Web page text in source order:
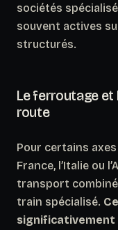
sociétés
souvent actives
structurés.
Le ferroutage
route
Pour certains
France, l’Italie ou
transport
train spécialisé.
significativement